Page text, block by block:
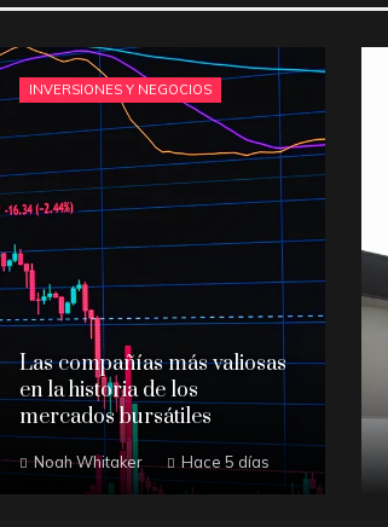
INVERSIONES Y NEGOCIOS
Las compañías más valiosas
en la historia de los
mercados bursátiles
Noah Whitaker Hace 5 días